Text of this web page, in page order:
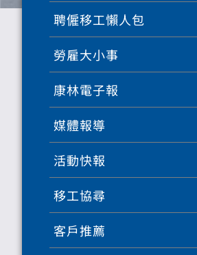
聘僱移工懶人包
勞雇大小事
康林電子報
媒體報導
活動快報
移工協尋
客戶推薦